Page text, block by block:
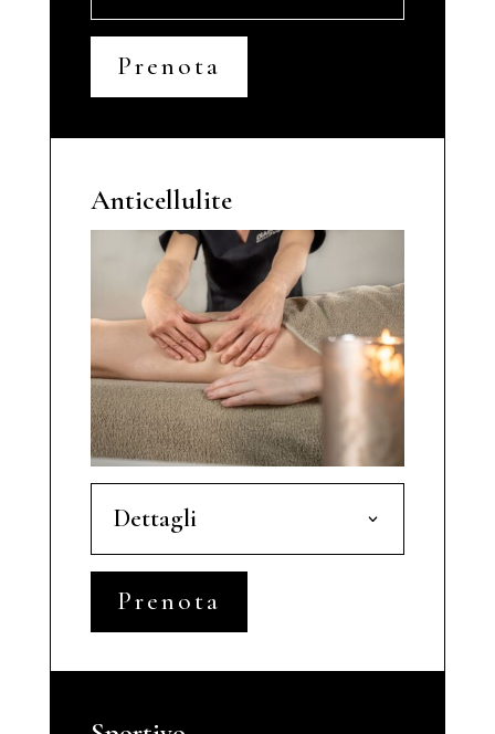
Prenota
Anticellulite
Dettagli
Prenota